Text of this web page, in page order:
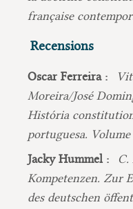
française
Recensions
Oscar Ferreira :
Moreira/José
História
portuguesa.
Jacky Hummel :
C.
Kompetenzen. Zur
des deutschen